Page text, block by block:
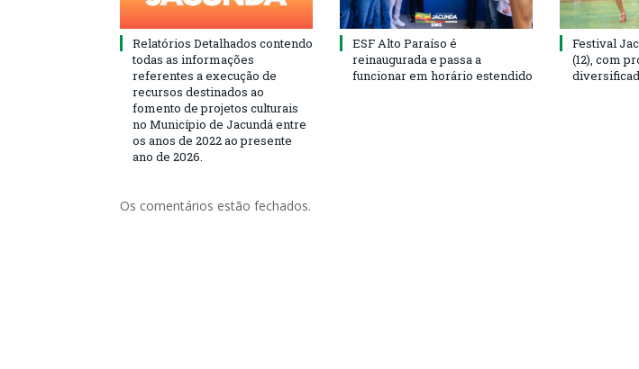
Relatórios Detalhados contendo
todas as informações
referentes a execução de
recursos destinados ao
fomento de projetos culturais
no Município de Jacundá entre
os anos de 2022 ao presente
ano de 2026.
ESF Alto Paraíso é
reinaugurada e passa a
funcionar em horário estendido
Festival
(12), com
Os comentários estão fechados.